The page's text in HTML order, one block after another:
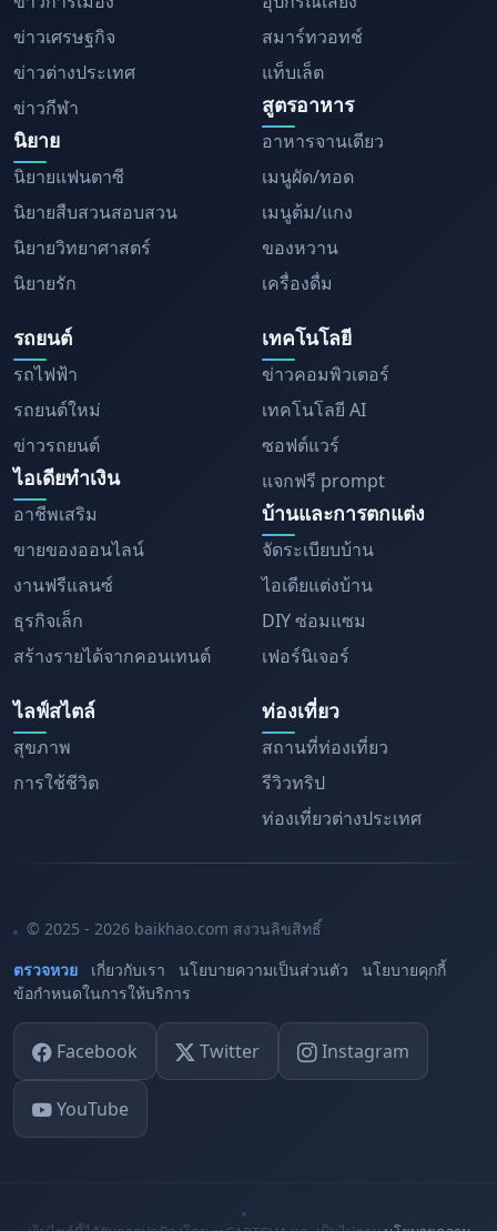
ข่าวเศรษฐกิจ
ข่าวต่างประเทศ
ข่าวกีฬา
นิยาย
นิยายแฟนตาซี
นิยายสืบสวนสอบสวน
นิยายวิทยาศาสตร์
นิยายรัก
สมาร์ทวอทช์
แท็บเล็ต
สูตรอาหาร
อาหารจานเดียว
เมนูผัด/ทอด
เมนูต้ม/แกง
ของหวาน
เครื่องดื่ม
รถยนต์
รถไฟฟ้า
รถยนต์ใหม่
ข่าวรถยนต์
ไอเดียทำเงิน
อาชีพเสริม
ขายของออนไลน์
งานฟรีแลนซ์
ธุรกิจเล็ก
สร้างรายได้จากคอนเทนต์
เทคโนโลยี
ข่าวคอมพิวเตอร์
เทคโนโลยี AI
ซอฟต์แวร์
แจกฟรี prompt
บ้านและการตกแต่ง
จัดระเบียบบ้าน
ไอเดียแต่งบ้าน
DIY ซ่อมแซม
เฟอร์นิเจอร์
ไลฟ์สไตล์
สุขภาพ
การใช้ชีวิต
ท่องเที่ยว
สถานที่ท่องเที่ยว
รีวิวทริป
ท่องเที่ยวต่างประเทศ
© 2025 - 2026 baikhao.com สงวนลิขสิทธิ์
ตรวจหวย
เกี่ยวกับเรา นโยบายความเป็นส่วนตัว
นโยบายคุกกี้
ข้อกำหนดในการให้บริการ
Facebook Twitter Instagram
YouTube